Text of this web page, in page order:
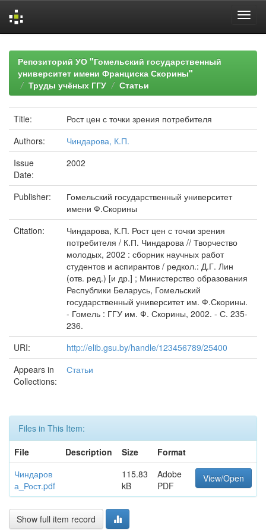
navigationРепозиторий УО "Гомельский государственный
университет имени Франциска Скорины"
Труды учёных ГГУ
Статьи
Title:
Рост цен с точки зрения потребителя
Authors:
Чиндарова, К.П.
Issue
Date:
2002
Publisher:
Гомельский государственный университет
имени Ф.Скорины
Citation:
Чиндарова, К.П. Рост цен с точки зрения
потребителя / К.П. Чиндарова // Творчество
молодых, 2002 : сборник научных работ
студентов и аспирантов / редкол.: Д.Г. Лин
(отв. ред.) [и др.] ; Министерство образования
Республики Беларусь, Гомельский
государственный университет им. Ф.Скорины.
- Гомель : ГГУ им. Ф. Скорины, 2002. - С. 235-
236.
URI:
http://elib.gsu.by/handle/123456789/25400
Appears in
Collections:
Статьи
Files in This Item:
File
Description Size
Format
Чиндаров
а_Рост.pdf
115.83
kB
Adobe
PDF
View/Open
Show full item record